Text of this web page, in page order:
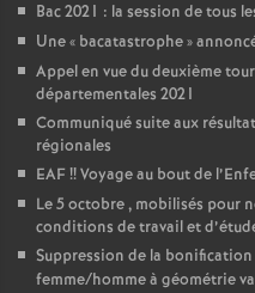
Bac 2021 : la session de tous
Une « bacatastrophe»
Appel en vue du deuxième
départementales 2021
Communiqué suite aux
régionales
EAF!! Voyage au bout de
Le 5 octobre , mobilisés pour
conditions de travail et
Suppression de la bonification
femme/homme à géométrie